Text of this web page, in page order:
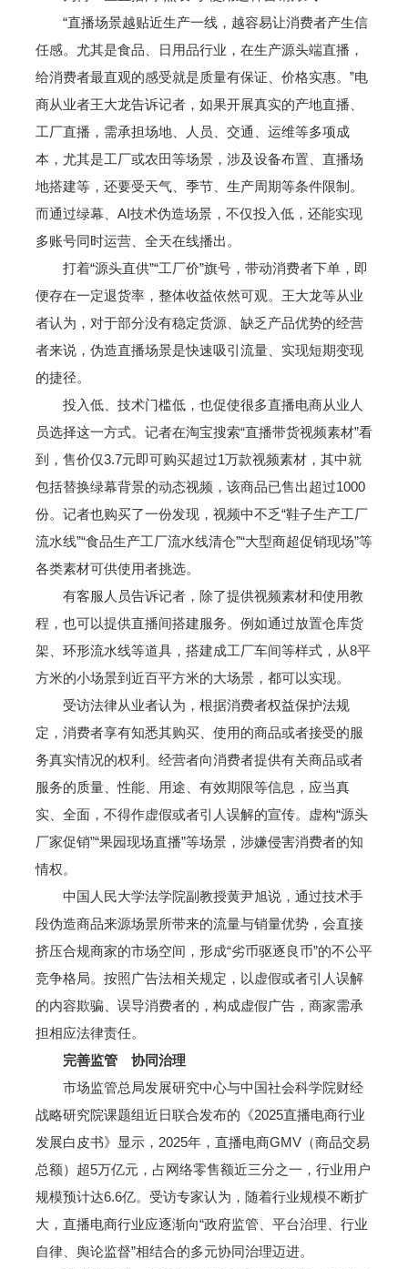
“直播场景越贴近生产一线，越容易让消费者产生信
任感。尤其是食品、日用品行业，在生产源头端直播，
给消费者最直观的感受就是质量有保证、价格实惠。”电
商从业者王大龙告诉记者，如果开展真实的产地直播、
工厂直播，需承担场地、人员、交通、运维等多项成
本，尤其是工厂或农田等场景，涉及设备布置、直播场
地搭建等，还要受天气、季节、生产周期等条件限制。
而通过绿幕、AI技术伪造场景，不仅投入低，还能实现
多账号同时运营、全天在线播出。
打着“源头直供”“工厂价”旗号，带动消费者下单，即
便存在一定退货率，整体收益依然可观。王大龙等从业
者认为，对于部分没有稳定货源、缺乏产品优势的经营
者来说，伪造直播场景是快速吸引流量、实现短期变现
的捷径。
投入低、技术门槛低，也促使很多直播电商从业人
员选择这一方式。记者在淘宝搜索“直播带货视频素材”看
到，售价仅3.7元即可购买超过1万款视频素材，其中就
包括替换绿幕背景的动态视频，该商品已售出超过1000
份。记者也购买了一份发现，视频中不乏“鞋子生产工厂
流水线”“食品生产工厂流水线清仓”“大型商超促销现场”等
各类素材可供使用者挑选。
有客服人员告诉记者，除了提供视频素材和使用教
程，也可以提供直播间搭建服务。例如通过放置仓库货
架、环形流水线等道具，搭建成工厂车间等样式，从8平
方米的小场景到近百平方米的大场景，都可以实现。
受访法律从业者认为，根据消费者权益保护法规
定，消费者享有知悉其购买、使用的商品或者接受的服
务真实情况的权利。经营者向消费者提供有关商品或者
服务的质量、性能、用途、有效期限等信息，应当真
实、全面，不得作虚假或者引人误解的宣传。虚构“源头
厂家促销”“果园现场直播”等场景，涉嫌侵害消费者的知
情权。
中国人民大学法学院副教授黄尹旭说，通过技术手
段伪造商品来源场景所带来的流量与销量优势，会直接
挤压合规商家的市场空间，形成“劣币驱逐良币”的不公平
竞争格局。按照广告法相关规定，以虚假或者引人误解
的内容欺骗、误导消费者的，构成虚假广告，商家需承
担相应法律责任。
完善监管 协同治理
市场监管总局发展研究中心与中国社会科学院财经
战略研究院课题组近日联合发布的《2025直播电商行业
发展白皮书》显示，2025年，直播电商GMV（商品交易
总额）超5万亿元，占网络零售额近三分之一，行业用户
规模预计达6.6亿。受访专家认为，随着行业规模不断扩
大，直播电商行业应逐渐向“政府监管、平台治理、行业
自律、舆论监督”相结合的多元协同治理迈进。